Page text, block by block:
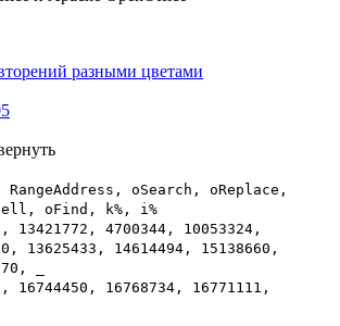
разными цветами
oSearch, oReplace,
oFind, k%, i%
13421772, 4700344, 10053324,
13625433, 14614494, 15138660,
_
16744450, 16768734, 16771111,